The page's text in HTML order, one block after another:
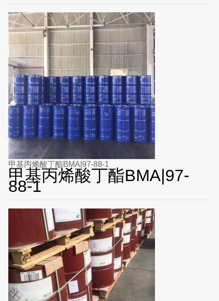
甲基丙烯酸丁酯BMA|97-88-1
甲基丙烯酸丁酯BMA|97-
88-1